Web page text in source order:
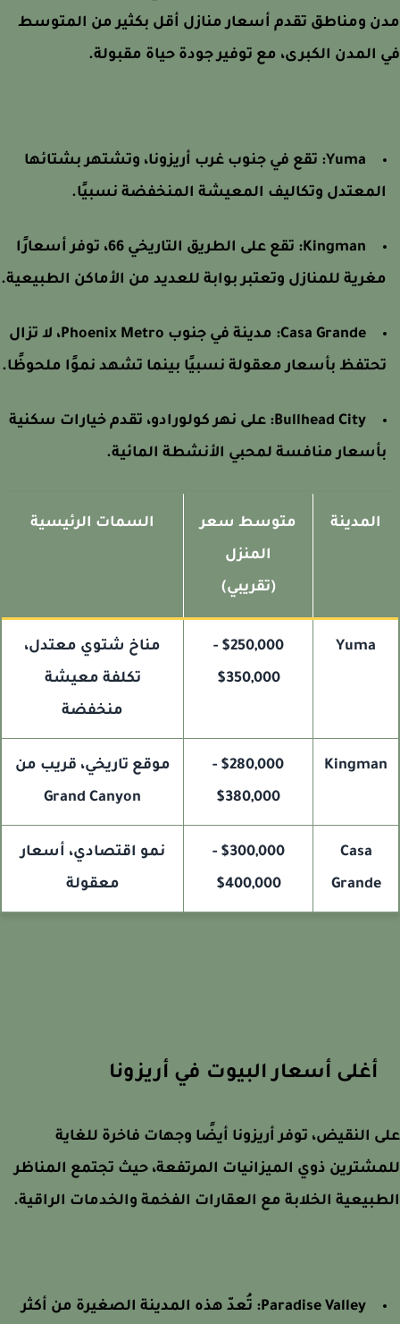
ومناطق تقدم أسعار منازل أقل بكثير من المتوسط
المدن الكبرى، مع توفير جودة حياة مقبولة.
Yuma: تقع في جنوب غرب أريزونا، وتشتهر بشتائها
وتكاليف المعيشة المنخفضة نسبيًا.
Kingman:
تقع على الطريق التاريخي 66، توفر أسعارًا
للمنازل وتعتبر بوابة للعديد من الأماكن الطبيعية.
Casa Grande:
مدينة في جنوب Phoenix Metro، لا تزال
بأسعار معقولة نسبيًا بينما تشهد نموًا ملحوظًا.
Bullhead City: على نهر كولورادو، تقدم خيارات سكنية
منافسة لمحبي الأنشطة المائية.
المدينة
متوسط سعر
المنزل
(تقريبي)
السمات الرئيسية
Yuma
$250,000 -
$350,000
مناخ شتوي معتدل،
تكلفة معيشة
منخفضة
$280,000 -
$380,000
موقع تاريخي، قريب من
Grand Canyon
Casa
Grande
$300,000 -
$400,000
نمو اقتصادي، أسعار
معقولة
أغلى أسعار البيوت في أريزونا
النقيض، توفر أريزونا أيضًا وجهات فاخرة للغاية
ذوي الميزانيات المرتفعة، حيث تجتمع المناظر
الخلابة مع العقارات الفخمة والخدمات الراقية.
Paradise Valley: تُعدّ هذه المدينة الصغيرة من أكثر